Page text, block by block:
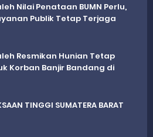
Nilai Penataan BUMN Perlu,
Publik Tetap Terjaga
Resmikan Hunian Tetap
Korban Banjir Bandang di
TINGGI SUMATERA BARAT